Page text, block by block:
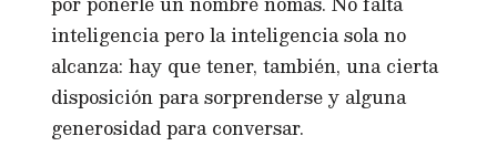
inteligencia pero la inteligencia sola no
alcanza: hay que tener, también, una cierta
disposición para sorprenderse y alguna
generosidad para conversar.